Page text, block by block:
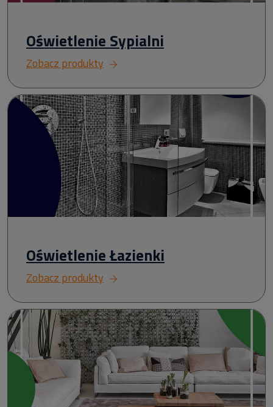
Oświetlenie Sypialni
Zobacz produkty
Oświetlenie Łazienki
Zobacz produkty